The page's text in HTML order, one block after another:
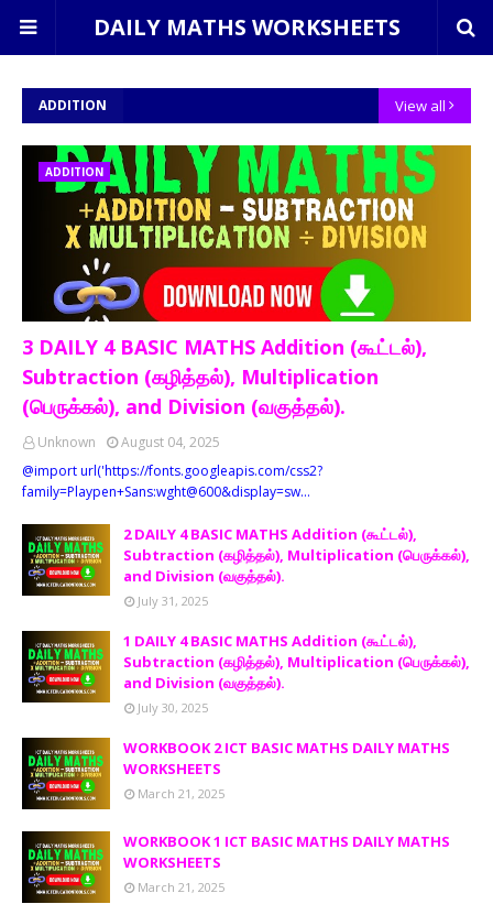
DAILY MATHS WORKSHEETS
ADDITION View all
ADDITION
3 DAILY 4 BASIC MATHS Addition (கூட்டல்),
Subtraction (கழித்தல்), Multiplication
(பெருக்கல்), and Division (வகுத்தல்).
Unknown
August 04, 2025
@import url('https://fonts.googleapis.com/css2?
family=Playpen+Sans:wght@600&display=sw…
2 DAILY 4 BASIC MATHS Addition (கூட்டல்),
Subtraction (கழித்தல்), Multiplication (பெருக்கல்),
and Division (வகுத்தல்).
July 31, 2025
1 DAILY 4 BASIC MATHS Addition (கூட்டல்),
Subtraction (கழித்தல்), Multiplication (பெருக்கல்),
and Division (வகுத்தல்).
July 30, 2025
WORKBOOK 2 ICT BASIC MATHS DAILY MATHS
WORKSHEETS
March 21, 2025
WORKBOOK 1 ICT BASIC MATHS DAILY MATHS
WORKSHEETS
March 21, 2025